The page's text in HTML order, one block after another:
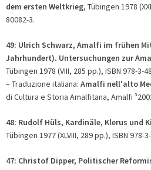
dem ersten Weltkrieg, Tübingen 1978
80082-3.
49: Ulrich Schwarz, Amalfi im frühen
Jahrhundert). Untersuchungen zur
Tübingen 1978 (VIII, 285 pp.), ISBN 978-3-
– Traduzione italiana: Amalfi nell'alto
di Cultura e Storia Amalfitana, Amalfi
48: Rudolf Hüls, Kardinäle, Klerus und
Tübingen 1977 (XLVIII, 289 pp.), ISBN 978-
47: Christof Dipper, Politischer